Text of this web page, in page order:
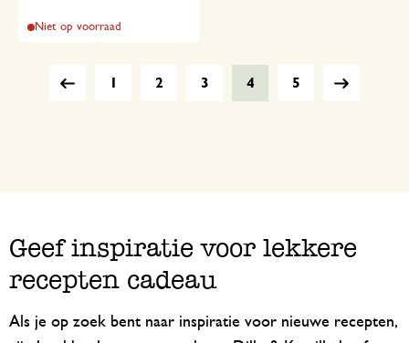
Niet op voorraad
2 3 4 5
Geef inspiratie voor lekkere
recepten cadeau
Als je op zoek bent naar inspiratie voor nieuwe recepten,